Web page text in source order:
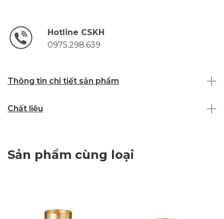
Hotline CSKH
0975.298.639
Thông tin chi tiết sản phẩm
Chất liệu
Sản phẩm cùng loại